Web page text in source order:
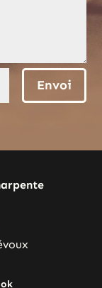
Envoi